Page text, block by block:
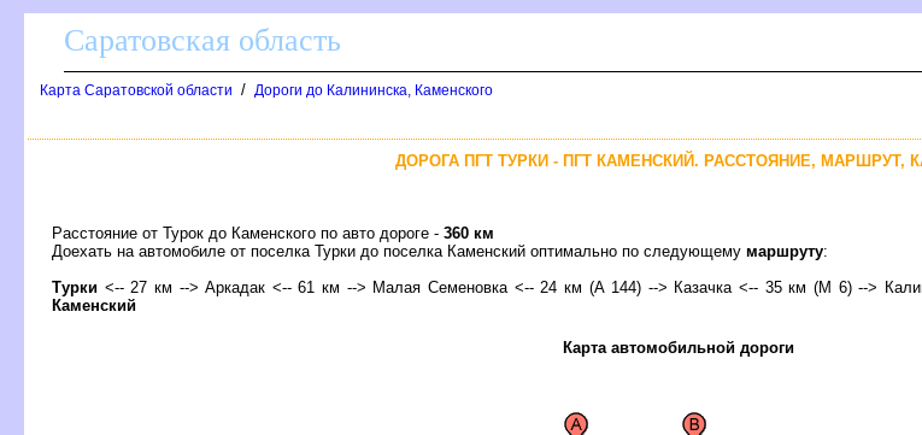
Саратовская область
Карта Саратовской области / Дороги до Калининска, Каменского
ДОРОГА ПГТ ТУРКИ - ПГТ КАМЕНСКИЙ. РАССТОЯНИЕ, МАРШРУТ,
Расстояние от Турок до Каменского по авто дороге - 360 км
Доехать на автомобиле от поселка Турки до поселка Каменский оптимально по следующему маршруту:
Турки <-- 27 км --> Аркадак <-- 61 км --> Малая Семеновка <-- 24 км (А 144) --> Казачка <-- 35 км (М 6) -->
Каменский
Карта автомобильной дороги